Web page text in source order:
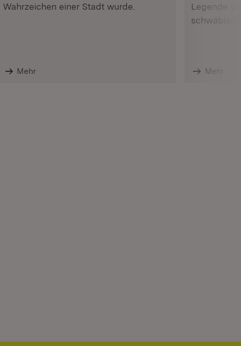
Wahrzeichen einer Stadt wurde.
Mehr
Legende
Mehr